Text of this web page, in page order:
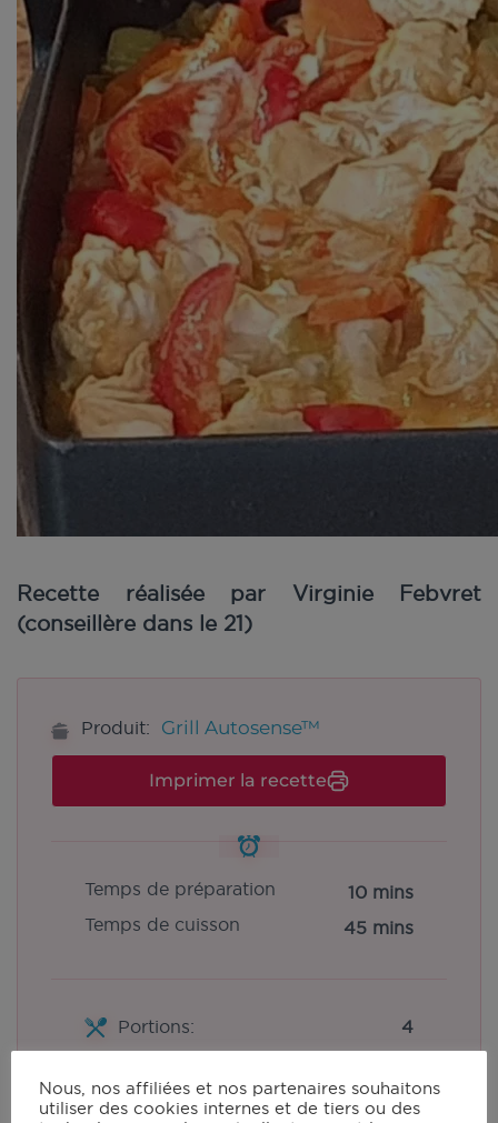
Recette réalisée par Virginie Febvret
(conseillère dans le 21)
Produit: Grill Autosense™
Imprimer la recette
Temps de préparation
10 mins
Temps de cuisson
45 mins
Portions: 4
Nous, nos affiliées et nos partenaires souhaitons
utiliser des cookies internes et de tiers ou des